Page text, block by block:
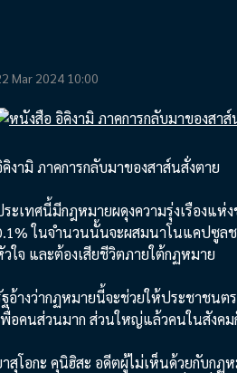
Mar 2024 10:00
คิงามิ ภาคการกลับมาของสาส์นสั่งตาย
ะเทศนี้มีกฎหมายผดุงความรุ่งเรืองแ
ในจำนวนนั้นจะผสมนาโนแคปซูล
ใจ และต้องเสียชีวิตภายใต้กฏหมาย
อ้างว่ากฏหมายนี้จะช่วยให้ประชาชน
พื่อคนส่วนมาก ส่วนใหญ่แล้วคนในสังคม
สุโอกะ คุนิฮิสะ อดีตผู้ไม่เห็นด้วยกับกฏ